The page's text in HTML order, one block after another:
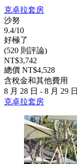
克卓拉套房
沙努
9.4/10
好極了
(520 則評論)
NT$3,742
總價 NT$4,528
含稅金和其他費用
8 月 28 日 - 8 月 29 日
克卓拉套房